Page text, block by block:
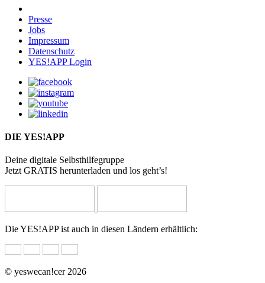
Presse
Jobs
Impressum
Datenschutz
YES!APP Login
DIE YES!APP
Deine digitale Selbsthilfegruppe
Jetzt GRATIS herunterladen und los geht’s!
Die YES!APP ist auch in diesen Ländern erhältlich:
© yeswecan!cer 2026